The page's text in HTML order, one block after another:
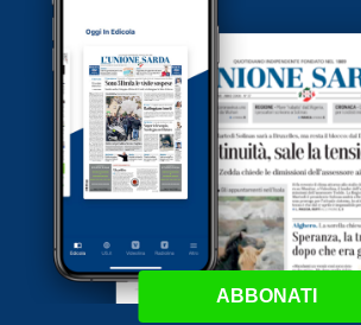
ABBONATI